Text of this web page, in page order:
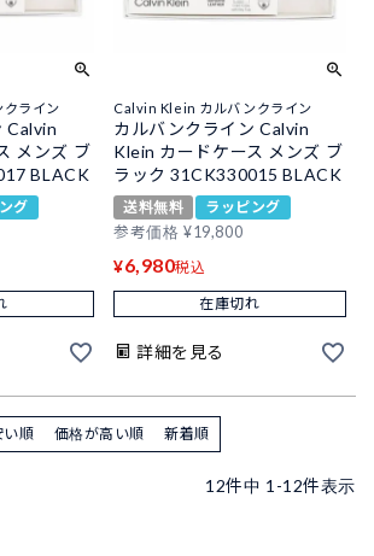
ライン
Calvin
メンズ ブ
BLACK
グ
Calvin Klein カルバンクライン
カルバンクライン Calvin
Klein カードケース メンズ ブ
ラック 31CK330015 BLACK
送料無料
ラッピング
参考価格 ¥19,800
¥6,980税込
在庫切れ
詳細を見る
い順 価格が高い順 新着順
12件中 1 -12件表示